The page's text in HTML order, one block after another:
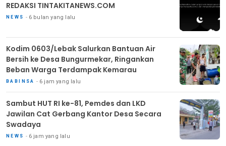
REDAKSI TINTAKITANEWS.COM
NEWS 6 bulan yang lalu
Kodim 0603/Lebak Salurkan Bantuan Air
Bersih ke Desa Bungurmekar, Ringankan
Beban Warga Terdampak Kemarau
BABINSA 6 jam yang lalu
Sambut HUT RI ke-81, Pemdes dan LKD
Jawilan Cat Gerbang Kantor Desa Secara
Swadaya
NEWS 6 jam yang lalu